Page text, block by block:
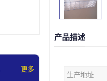
更多
产品描述
生产地址